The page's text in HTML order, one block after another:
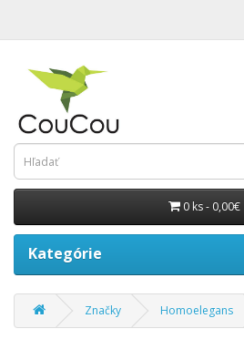
0 ks - 0,00€
Kategórie
Značky Homoelegans